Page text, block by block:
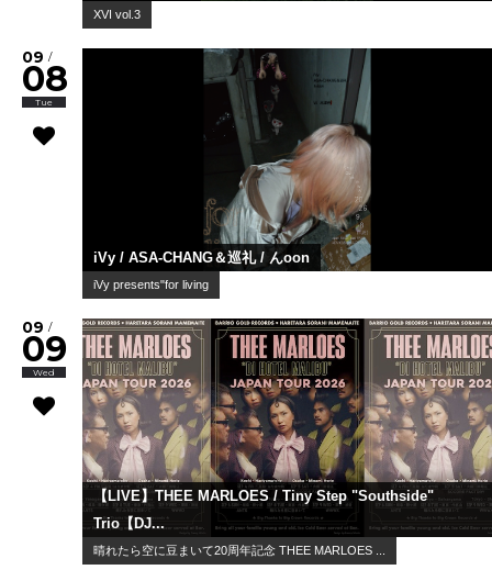
XVI vol.3
09 /
08
Tue
iVy / ASA-CHANG＆巡礼 / んoon
iVy presents"for living
09 /
09
Wed
【LIVE】THEE MARLOES / Tiny Step "Southside"
Trio【DJ...
晴れたら空に豆まいて20周年記念 THEE MARLOES ...